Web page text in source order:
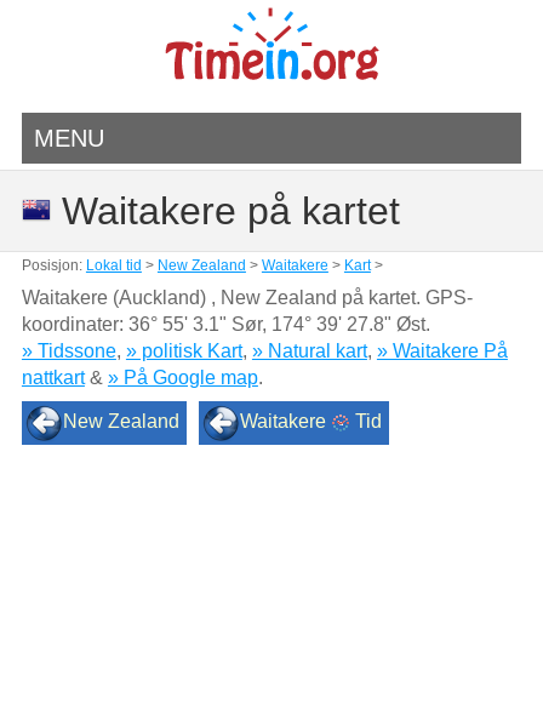
MENU
Waitakere på kartet
Posisjon: Lokal tid > New Zealand > Waitakere > Kart>
Waitakere (Auckland) , New Zealand på kartet. GPS-
koordinater: 36° 55' 3.1" Sør, 174° 39' 27.8" Øst.
» Tidssone, » politisk Kart, » Natural kart, » Waitakere På
nattkart& » På Google map.
New Zealand Waitakere Tid